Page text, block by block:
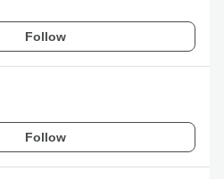
Follow
Follow